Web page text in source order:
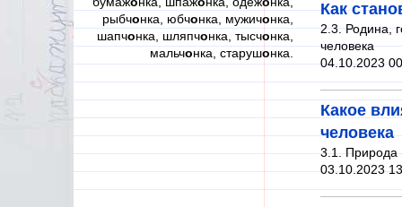
рыбчонка, юбчонка, мужичонка,
шапчонка, шляпчонка, тысчонка,
мальчонка, старушонка.
Как
2.3. Родина,
человека
04.10.2023
Какое
человека
3.1. Природа
03.10.2023